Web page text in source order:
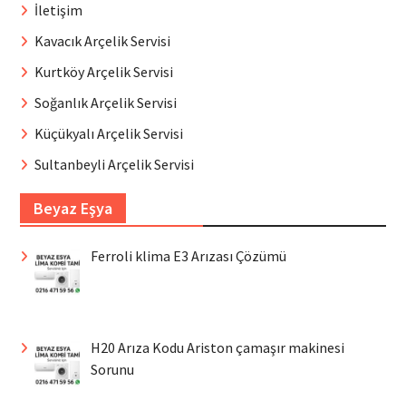
İletişim
Kavacık Arçelik Servisi
Kurtköy Arçelik Servisi
Soğanlık Arçelik Servisi
Küçükyalı Arçelik Servisi
Sultanbeyli Arçelik Servisi
Beyaz Eşya
Ferroli klima E3 Arızası Çözümü
H20 Arıza Kodu Ariston çamaşır makinesi
Sorunu